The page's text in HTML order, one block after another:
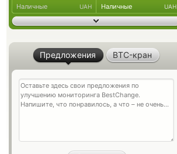
Наличные UAH Наличные UAH
Предложения BTC-кран